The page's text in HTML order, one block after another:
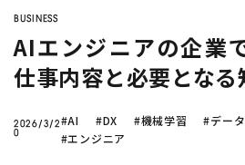
業務効率化
CLOSE
BUSINESS
AIエンジニアの企業
仕事内容と必要とな
2026/3/2
0
#AI #DX #機械学習 #デー
#エンジニア